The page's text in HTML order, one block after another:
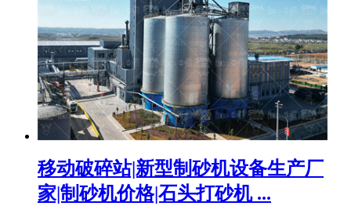
移动破碎站|新型制砂机设备生产厂
家|制砂机价格|石头打砂机 ...